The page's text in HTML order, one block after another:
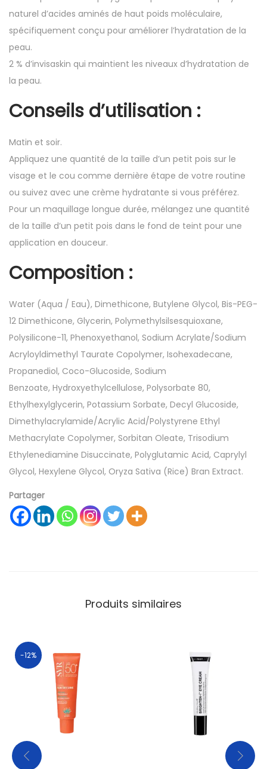
naturel d’acides aminés de haut poids moléculaire,
spécifiquement conçu pour améliorer l’hydratation de la
peau.
2 % d’invisaskin qui maintient les niveaux d’hydratation de
la peau.
Conseils d’utilisation :
Matin et soir.
Appliquez une quantité de la taille d’un petit pois sur le
visage et le cou comme dernière étape de votre routine
ou suivez avec une crème hydratante si vous préférez.
Pour un maquillage longue durée, mélangez une quantité
de la taille d’un petit pois dans le fond de teint pour une
application en douceur.
Composition :
Water (Aqua / Eau), Dimethicone, Butylene Glycol, Bis-PEG-
12 Dimethicone, Glycerin, Polymethylsilsesquioxane,
Polysilicone-11, Phenoxyethanol, Sodium Acrylate/Sodium
Acryloyldimethyl Taurate Copolymer, Isohexadecane,
Propanediol, Coco-Glucoside, Sodium
Benzoate, Hydroxyethylcellulose, Polysorbate 80,
Ethylhexylglycerin, Potassium Sorbate, Decyl Glucoside,
Dimethylacrylamide/Acrylic Acid/Polystyrene Ethyl
Methacrylate Copolymer, Sorbitan Oleate, Trisodium
Ethylenediamine Disuccinate, Polyglutamic Acid, Caprylyl
Glycol, Hexylene Glycol, Oryza Sativa (Rice) Bran Extract.
Partager
Produits similaires
-12%